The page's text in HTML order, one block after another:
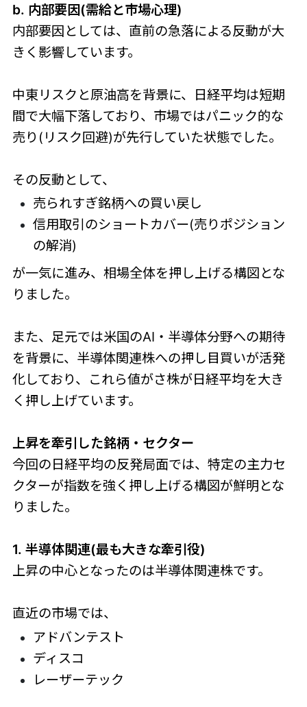
b. 内部要因(需給と市場心理)
内部要因としては、直前の急落による反動が大
きく影響しています。
中東リスクと原油高を背景に、日経平均は短期
間で大幅下落しており、市場ではパニック的な
売り(リスク回避)が先行していた状態でした。
その反動として、
売られすぎ銘柄への買い戻し
信用取引のショートカバー(売りポジション
の解消)
が一気に進み、相場全体を押し上げる構図とな
りました。
また、足元では米国のAI・半導体分野への期待
を背景に、半導体関連株への押し目買いが活発
化しており、これら値がさ株が日経平均を大き
く押し上げています。
上昇を牽引した銘柄・セクター
今回の日経平均の反発局面では、特定の主力セ
クターが指数を強く押し上げる構図が鮮明とな
りました。
1. 半導体関連(最も大きな牽引役)
上昇の中心となったのは半導体関連株です。
直近の市場では、
アドバンテスト
ディスコ
レーザーテック